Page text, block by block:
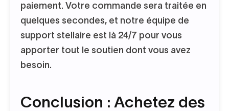
paiement. Votre commande sera traitée en
quelques secondes, et notre équipe de
support stellaire est là 24/7 pour vous
apporter tout le soutien dont vous avez
besoin.
Conclusion : Achetez des